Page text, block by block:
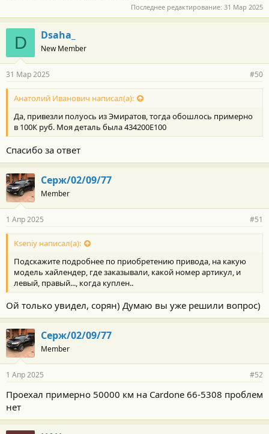
Последнее редактирование: 31 Мар 2025
D Dsaha_
New Member
31 Мар 2025 #50
Анатолий Иванович написал(а):
Да, привезли полуось из Эмиратов, тогда обошлось примерно
в 100К руб. Моя деталь была 434200E100
Спасибо за ответ
Серж/02/09/77
Member
1 Апр 2025 #51
Kseniy написал(а):
Подскажите подробнее по приобретению привода, на какую
модель хайлендер, где заказывали, какой номер артикул, и
левый, правый..., когда куплен..
Ой только увидел, сорян) Думаю вы уже решили вопрос)
Серж/02/09/77
Member
1 Апр 2025 #52
Проехал примерно 50000 км на Cardone 66-5308 проблем
нет